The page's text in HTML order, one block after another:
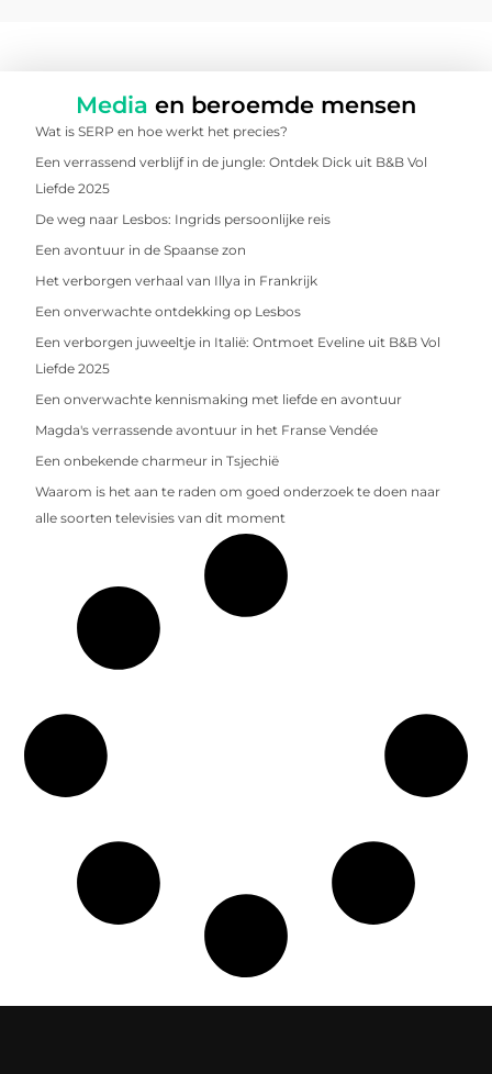
Media en beroemde mensen
Wat is SERP en hoe werkt het precies?
Een verrassend verblijf in de jungle: Ontdek Dick uit B&B Vol
Liefde 2025
De weg naar Lesbos: Ingrids persoonlijke reis
Een avontuur in de Spaanse zon
Het verborgen verhaal van Illya in Frankrijk
Een onverwachte ontdekking op Lesbos
Een verborgen juweeltje in Italië: Ontmoet Eveline uit B&B Vol
Liefde 2025
Een onverwachte kennismaking met liefde en avontuur
Magda's verrassende avontuur in het Franse Vendée
Een onbekende charmeur in Tsjechië
Waarom is het aan te raden om goed onderzoek te doen naar
alle soorten televisies van dit moment